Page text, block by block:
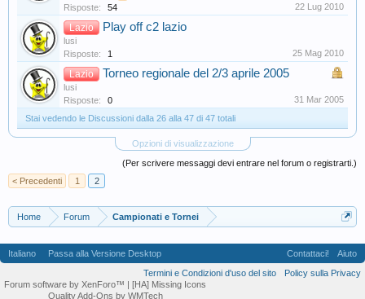
Risposte: 54 22 Lug 2010
Lazio Play off c2 lazio
lusi
Risposte:
1 25 Mag 2010
Lazio Torneo regionale del 2/3 aprile 2005
lusi
Risposte:
0
31 Mar 2005
Stai vedendo le Discussioni dalla 26 alla 47 di 47 totali
Opzioni di visualizzazione
(Per scrivere messaggi devi entrare nel forum o registrarti.)
< Precedenti
1 2
Home Forum Campionati e Tornei
Italiano Passa alla Versione Desktop Contattaci!
Aiuto
Termini e Condizioni d'uso del sito
Policy sulla Privacy
Forum software by XenForo™ | [HA] Missing Icons
Quality Add-Ons by WMTech